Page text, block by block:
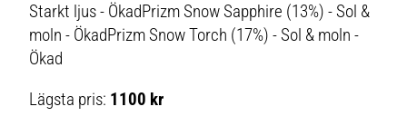
Starkt ljus - ÖkadPrizm Snow Sapphire (13%) - Sol &
moln - ÖkadPrizm Snow Torch (17%) - Sol & moln -
Ökad
Lägsta pris: 1100 kr